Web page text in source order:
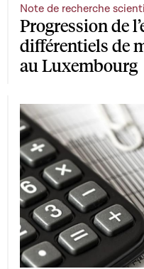
Progression de
différentiels de
au Luxembourg
Note de recherche